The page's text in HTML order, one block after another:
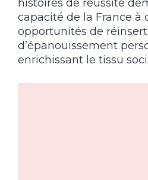
histoires de réussite
capacité de la France à
opportunités de
d’épanouissement
enrichissant le tissu